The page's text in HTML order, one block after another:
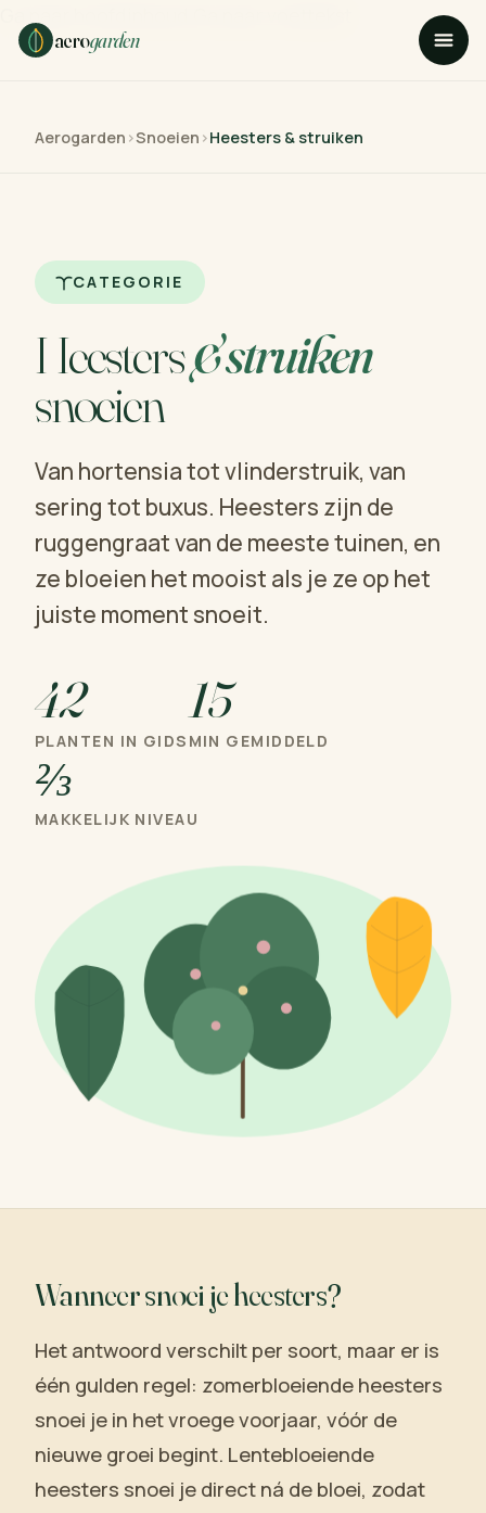
aerogarden
Aerogarden ›Snoeien ›Heesters & struiken
CATEGORIE
Heesters& struiken
snoeien
Van hortensia tot vlinderstruik, van
sering tot buxus. Heesters zijn de
ruggengraat van de meeste tuinen, en
ze bloeien het mooist als je ze op het
juiste moment snoeit.
42
PLANTEN IN GIDS
15
MIN GEMIDDELD
⅔
MAKKELIJK NIVEAU
Wanneer snoei je heesters?
Het antwoord verschilt per soort, maar er is
één gulden regel: zomerbloeiende heesters
snoei je in het vroege voorjaar, vóór de
nieuwe groei begint. Lentebloeiende
heesters snoei je direct ná de bloei, zodat